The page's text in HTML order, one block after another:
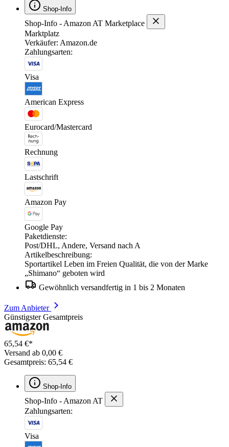
Shop-Info
Shop-Info - Amazon AT Marketplace
Marktplatz
Verkäufer: Amazon.de
Zahlungsarten:
Visa
American Express
Eurocard/Mastercard
Rechnung
Lastschrift
Amazon Pay
Google Pay
Paketdienste:
Post/DHL, Andere, Versand nach A
Artikelbeschreibung:
Sportartikel Leben im Freien Qualität, die von der Marke
„Shimano“ geboten wird
Gewöhnlich versandfertig in 1 bis 2 Monaten
Zum Anbieter
Günstigster Gesamtpreis
65,54 €*
Versand ab 0,00 €
Gesamtpreis: 65,54 €
Shop-Info
Shop-Info - Amazon AT
Zahlungsarten:
Visa